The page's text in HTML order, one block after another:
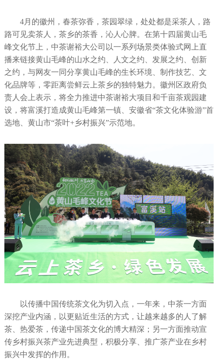
4月的徽州，春茶弥香，茶园翠绿，处处都是采茶人，路
路可见卖茶人，茶乡的茶香，沁人心脾。在第十四届黄山毛
峰文化节上，中茶谢裕大公司以一系列场景类体验式网上直
播来链接黄山毛峰的山水之约、人文之约、发展之约、创新
之约，与网友一同分享黄山毛峰的生长环境、制作技艺、文
化品牌等，零距离尝鲜云上茶乡的独特魅力。徽州区政府负
责人会上表示，将全力推进中茶谢裕大项目和千亩茶观园建
设，将富溪打造成黄山毛峰第一镇、安徽省“茶文化体验游”首
选地、黄山市“茶叶+乡村振兴”示范地。
以传播中国传统茶文化为切入点，一年来，中茶一方面
深挖产业内涵，以更贴近生活的方式，让越来越多的人了解
茶、热爱茶，传递中国茶文化的博大精深；另一方面推动宣
传乡村振兴茶产业先进典型，积极分享、推广茶产业在乡村
振兴中发挥的作用。